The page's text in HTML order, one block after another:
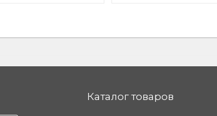
Каталог товаров